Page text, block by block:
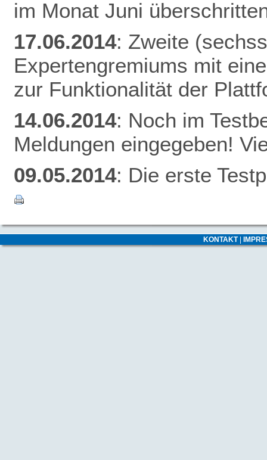
im Monat Juni
17.06.2014: Zweite
Expertengremiums mit
zur Funktionalität der
14.06.2014: Noch im
Meldungen eingegeben!
09.05.2014: Die erste
KONTAKT|